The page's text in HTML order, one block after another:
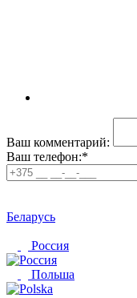
Ваш комментарий:
Ваш телефон:*
Беларусь
Россия
Польша